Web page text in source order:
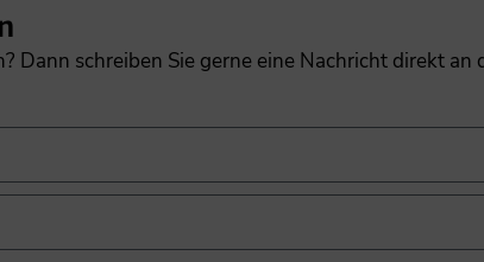
Dann schreiben Sie gerne eine Nachricht direkt an